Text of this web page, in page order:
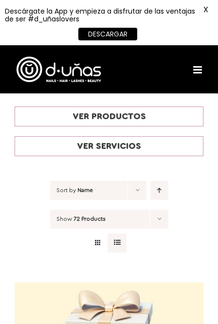
content
VER PRODUCTOS
VER SERVICIOS
Sort by Name
Show 72 Products
Descárgate la App y empieza a disfrutar de las ventajas
de ser #d_uñaslovers
DESCARGAR
X